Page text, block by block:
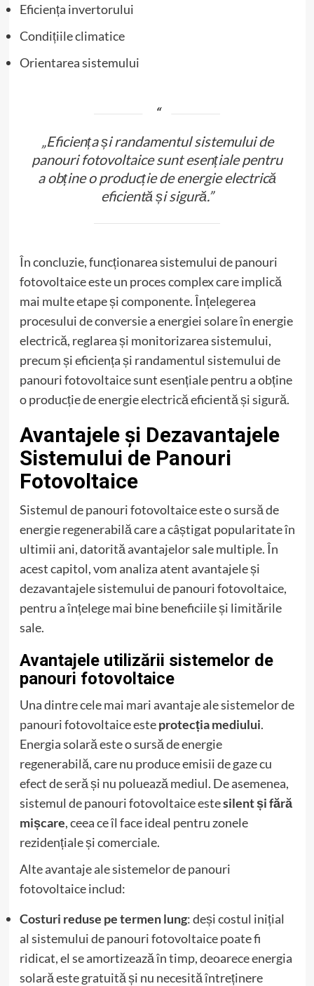
Eficiența invertorului
Condițiile climatice
Orientarea sistemului
„Eficiența și randamentul sistemului de
panouri fotovoltaice sunt esențiale pentru
a obține o producție de energie electrică
eficientă și sigură.”
În concluzie, funcționarea sistemului de panouri
fotovoltaice este un proces complex care implică
mai multe etape și componente. Înțelegerea
procesului de conversie a energiei solare în energie
electrică, reglarea și monitorizarea sistemului,
precum și eficiența și randamentul sistemului de
panouri fotovoltaice sunt esențiale pentru a obține
o producție de energie electrică eficientă și sigură.
Avantajele și Dezavantajele
Sistemului de Panouri
Fotovoltaice
Sistemul de panouri fotovoltaice este o sursă de
energie regenerabilă care a câștigat popularitate în
ultimii ani, datorită avantajelor sale multiple. În
acest capitol, vom analiza atent avantajele și
dezavantajele sistemului de panouri fotovoltaice,
pentru a înțelege mai bine beneficiile și limitările
sale.
Avantajele utilizării sistemelor de
panouri fotovoltaice
Una dintre cele mai mari avantaje ale sistemelor de
panouri fotovoltaice esteprotecția mediului.
Energia solară este o sursă de energie
regenerabilă, care nu produce emisii de gaze cu
efect de seră și nu poluează mediul. De asemenea,
sistemul de panouri fotovoltaice estesilent și fără
mișcare, ceea ce îl face ideal pentru zonele
rezidențiale și comerciale.
Alte avantaje ale sistemelor de panouri
fotovoltaice includ:
Costuri reduse pe termen lung: deși costul inițial
al sistemului de panouri fotovoltaice poate fi
ridicat, el se amortizează în timp, deoarece energia
solară este gratuită și nu necesită întreținere